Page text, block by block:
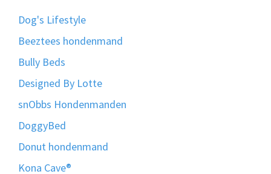
Dog's Lifestyle
Beeztees hondenmand
Bully Beds
Designed By Lotte
snObbs Hondenmanden
DoggyBed
Donut hondenmand
Kona Cave®